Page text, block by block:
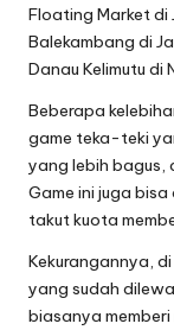
Floating Market di
Balekambang di
Danau Kelimutu di
Beberapa
game teka-teki
yang lebih
Game ini juga
takut kuota
Kekurangannya,
yang sudah
biasanya